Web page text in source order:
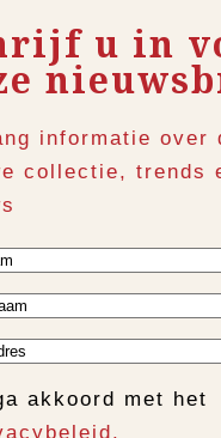
u in
informatie over
collectie, trends
akkoord met het